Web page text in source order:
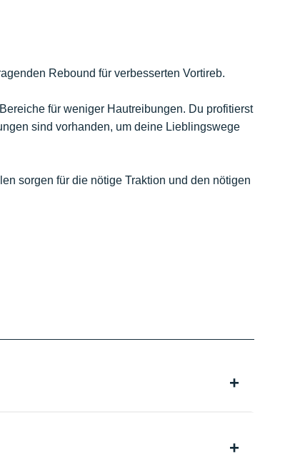
Rebound für verbesserten Vortireb.
für weniger Hautreibungen. Du profitierst
sind vorhanden, um deine Lieblingswege
sorgen für die nötige Traktion und den nötigen